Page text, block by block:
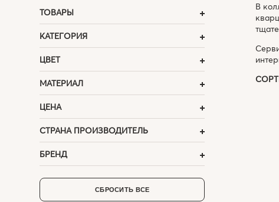
ТОВАРЫ
КАТЕГОРИЯ
ЦВЕТ
МАТЕРИАЛ
ЦЕНА
СТРАНА ПРОИЗВОДИТЕЛЬ
БРЕНД
СБРОСИТЬ ВСЕ
В